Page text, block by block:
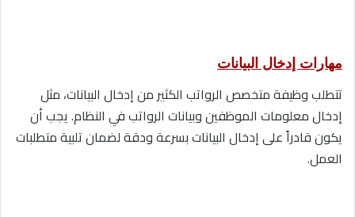
مهارات إدخال البيانات
تتطلب وظيفة متخصص الرواتب الكثير من إدخال البيانات، مثل
إدخال معلومات الموظفين وبيانات الرواتب في النظام. يجب أن
يكون قادراً على إدخال البيانات بسرعة ودقة لضمان تلبية متطلبات
العمل.